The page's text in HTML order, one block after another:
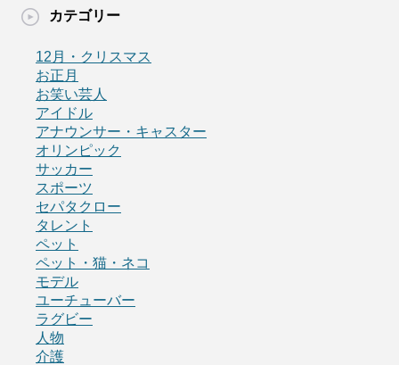
カテゴリー
12月・クリスマス
お正月
お笑い芸人
アイドル
アナウンサー・キャスター
オリンピック
サッカー
スポーツ
セパタクロー
タレント
ペット
ペット・猫・ネコ
モデル
ユーチューバー
ラグビー
人物
介護